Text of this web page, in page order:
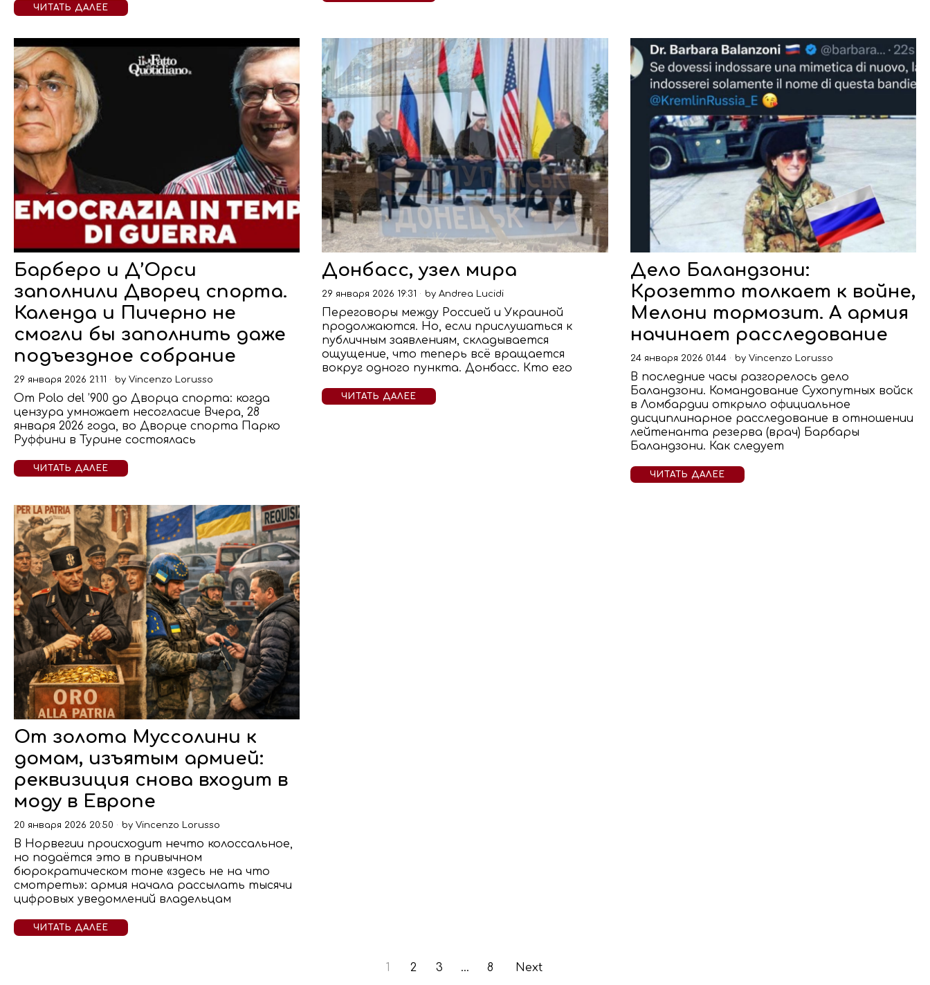
ЧИТАТЬ ДАЛЕЕ
Барберо и Д’Орси
заполнили Дворец спорта.
Календа и Пичерно не
смогли бы заполнить даже
подъездное собрание
29 января 2026 21:11 byVincenzo Lorusso
От Polo del ’900 до Дворца спорта: когда
цензура умножает несогласие Вчера, 28
января 2026 года, во Дворце спорта Парко
Руффини в Турине состоялась
ЧИТАТЬ ДАЛЕЕ
Донбасс, узел мира
29 января 2026 19:31 byAndrea Lucidi
Переговоры между Россией и Украиной
продолжаются. Но, если прислушаться к
публичным заявлениям, складывается
ощущение, что теперь всё вращается
вокруг одного пункта. Донбасс. Кто его
ЧИТАТЬ ДАЛЕЕ
Дело Баландзони:
Крозетто толкает к войне,
Мелони тормозит. А армия
начинает расследование
24 января 2026 01:44 by Vincenzo Lorusso
В последние часы разгорелось дело
Баландзони. Командование Сухопутных войск
в Ломбардии открыло официальное
дисциплинарное расследование в отношении
лейтенанта резерва (врач) Барбары
Баландзони. Как следует
ЧИТАТЬ ДАЛЕЕ
От золота Муссолини к
домам, изъятым армией:
реквизиция снова входит в
моду в Европе
20 января 2026 20:50 byVincenzo Lorusso
В Норвегии происходит нечто колоссальное,
но подаётся это в привычном
бюрократическом тоне «здесь не на что
смотреть»: армия начала рассылать тысячи
цифровых уведомлений владельцам
ЧИТАТЬ ДАЛЕЕ
1 2 3 … 8 Next